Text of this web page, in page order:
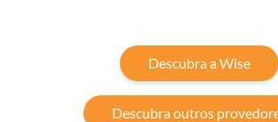
Descubra a Wise
Descubra outros